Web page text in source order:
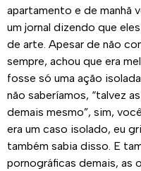
apartamento e de manhã
um jornal dizendo que
de arte. Apesar de não
sempre, achou que era
fosse só uma ação
não saberíamos, “talvez
demais mesmo”, sim,
era um caso isolado, eu
também sabia disso. E
pornográficas demais, as